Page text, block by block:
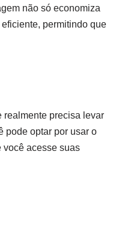
não só economiza
permitindo que
realmente precisa levar
pode optar por usar o
você acesse suas